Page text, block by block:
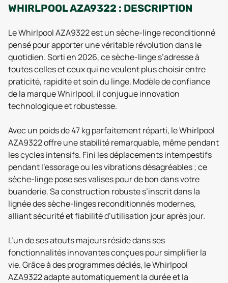
WHIRLPOOL AZA9322 : DESCRIPTION
Le Whirlpool AZA9322 est un sèche-linge reconditionné
pensé pour apporter une véritable révolution dans le
quotidien. Sorti en 2026, ce sèche-linge s’adresse à
toutes celles et ceux qui ne veulent plus choisir entre
praticité, rapidité et soin du linge. Modèle de confiance
de la marque Whirlpool, il conjugue innovation
technologique et robustesse.
Avec un poids de 47 kg parfaitement réparti, le Whirlpool
AZA9322 offre une stabilité remarquable, même pendant
les cycles intensifs. Fini les déplacements intempestifs
pendant l’essorage ou les vibrations désagréables ; ce
sèche-linge pose ses valises pour de bon dans votre
buanderie. Sa construction robuste s’inscrit dans la
lignée des sèche-linges reconditionnés modernes,
alliant sécurité et fiabilité d’utilisation jour après jour.
L’un de ses atouts majeurs réside dans ses
fonctionnalités innovantes conçues pour simplifier la
vie. Grâce à des programmes dédiés, le Whirlpool
AZA9322 adapte automatiquement la durée et la